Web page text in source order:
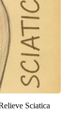
Sciatica